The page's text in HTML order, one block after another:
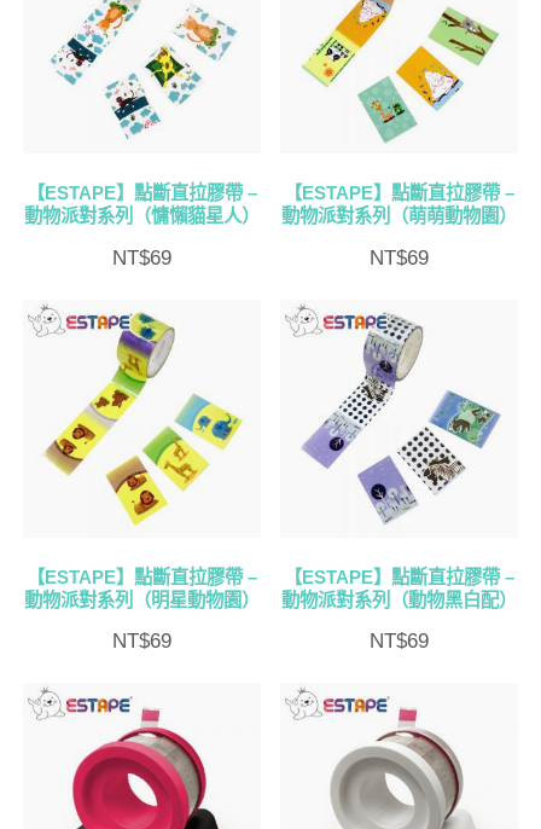
【ESTAPE】點斷直拉膠帶 –
動物派對系列（慵懶貓星人）
NT$69
【ESTAPE】點斷直拉膠帶 –
動物派對系列（萌萌動物園）
NT$69
【ESTAPE】點斷直拉膠帶 –
動物派對系列（明星動物園）
NT$69
【ESTAPE】點斷直拉膠帶 –
動物派對系列（動物黑白配）
NT$69